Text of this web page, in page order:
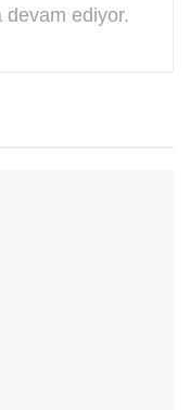
devam ediyor.